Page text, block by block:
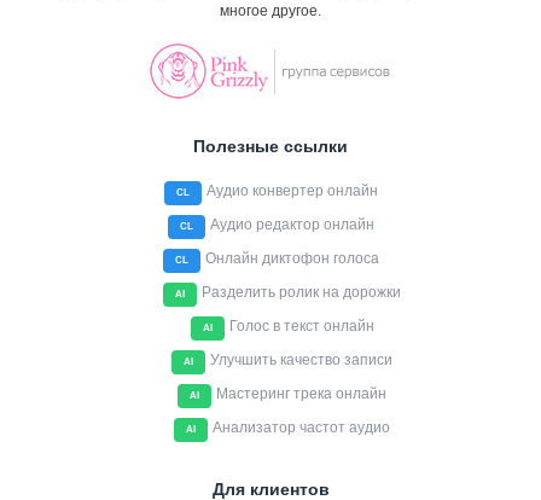
многое другое.
Полезные ссылки
CL Аудио конвертер онлайн
CL Аудио редактор онлайн
CL Онлайн диктофон голоса
AI Разделить ролик на дорожки
AI Голос в текст онлайн
AI Улучшить качество записи
AI Мастеринг трека онлайн
AI Анализатор частот аудио
Для клиентов